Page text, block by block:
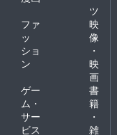
ツ
ファ
ッ
ショ
ン
映
像
・
映
画
ゲー
ム・
サー
ビス
書
籍
・
雑